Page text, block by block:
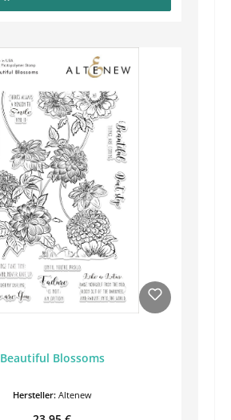
Beautiful Blossoms
Hersteller: Altenew